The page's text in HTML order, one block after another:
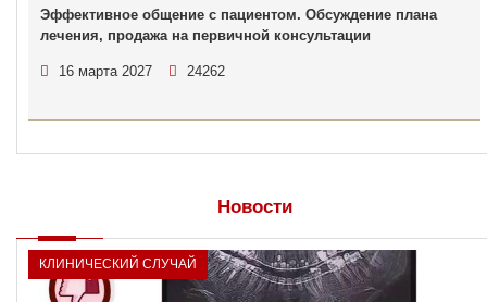
Эффективное общение с пациентом. Обсуждение плана
лечения, продажа на первичной консультации
16 марта 2027 24262
Новости
КЛИНИЧЕСКИЙ СЛУЧАЙ